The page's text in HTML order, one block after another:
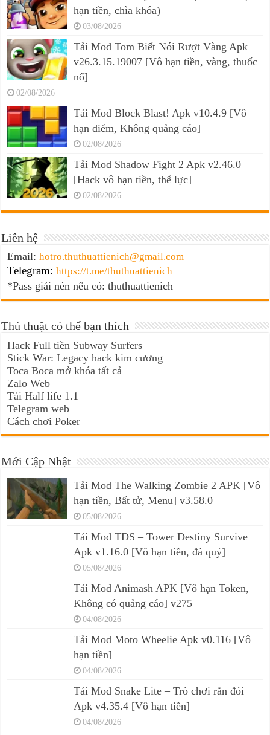
hạn tiền, chìa khóa)
03/08/2026
Tải Mod Tom Biết Nói Rượt Vàng Apk
v26.3.15.19007 [Vô hạn tiền, vàng, thuốc
nổ]
02/08/2026
Tải Mod Block Blast! Apk v10.4.9 [Vô
hạn điểm, Không quảng cáo]
02/08/2026
Tải Mod Shadow Fight 2 Apk v2.46.0
[Hack vô hạn tiền, thể lực]
02/08/2026
Liên hệ
Email:hotro.thuthuattienich@gmail.com
Telegram: https://t.me/thuthuattienich
*Pass giải nén nếu có: thuthuattienich
Thủ thuật có thể bạn thích
Hack Full tiền Subway Surfers
Stick War: Legacy hack kim cương
Toca Boca mở khóa tất cả
Zalo Web
Tải Half life 1.1
Telegram web
Cách chơi Poker
Mới Cập Nhật
Tải Mod The Walking Zombie 2 APK [Vô
hạn tiền, Bất tử, Menu] v3.58.0
05/08/2026
Tải Mod TDS – Tower Destiny Survive
Apk v1.16.0 [Vô hạn tiền, đá quý]
05/08/2026
Tải Mod Animash APK [Vô hạn Token,
Không có quảng cáo] v275
04/08/2026
Tải Mod Moto Wheelie Apk v0.116 [Vô
hạn tiền]
04/08/2026
Tải Mod Snake Lite – Trò chơi rắn đói
Apk v4.35.4 [Vô hạn tiền]
04/08/2026